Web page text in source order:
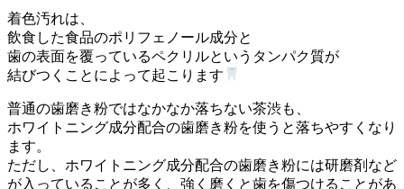
着色汚れは、
飲食した食品のポリフェノール成分と
歯の表面を覆っているペクリルというタンパク質が
結びつくことによって起こります
普通の歯磨き粉ではなかなか落ちない茶渋も、
ホワイトニング成分配合の歯磨き粉を使うと落ちやすくなり
ます。
ただし、ホワイトニング成分配合の歯磨き粉には研磨剤など
が入っていることが多く、強く磨くと歯を傷つけることがあ